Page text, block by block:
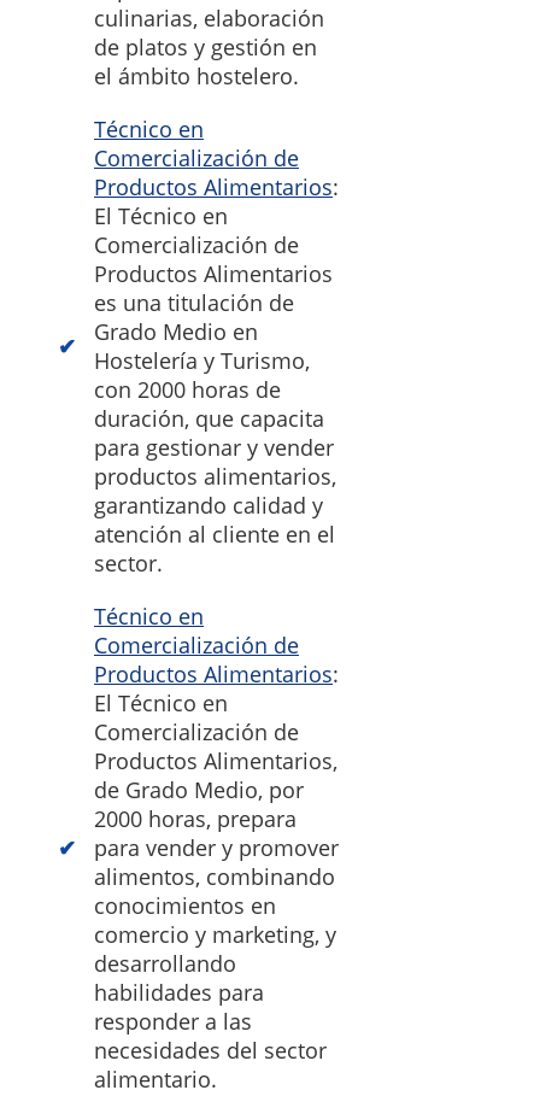
culinarias, elaboración
de platos y gestión en
el ámbito hostelero.
Técnico en
Comercialización de
Productos Alimentarios:
El Técnico en
Comercialización de
Productos Alimentarios
es una titulación de
Grado Medio en
Hostelería y Turismo,
con 2000 horas de
duración, que capacita
para gestionar y vender
productos alimentarios,
garantizando calidad y
atención al cliente en el
sector.
Técnico en
Comercialización de
Productos Alimentarios:
El Técnico en
Comercialización de
Productos Alimentarios,
de Grado Medio, por
2000 horas, prepara
para vender y promover
alimentos, combinando
conocimientos en
comercio y marketing, y
desarrollando
habilidades para
responder a las
necesidades del sector
alimentario.